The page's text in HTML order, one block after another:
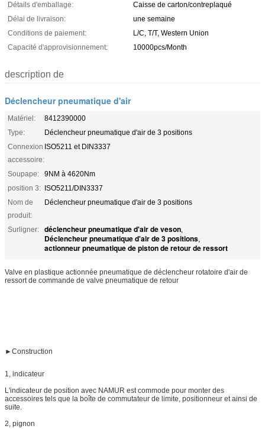
Détails d'emballage:
Caisse de carton/contreplaqué
Délai de livraison:
une semaine
Conditions de paiement:
L/C, T/T, Western Union
Capacité d'approvisionnement:
10000pcs/Month
description de
Déclencheur pneumatique d'air
Matériel:
8412390000
Type:
Déclencheur pneumatique d'air de 3 positions
Connexion
accessoire:
ISO5211 et DIN3337
Soupape:
9NM à 4620Nm
position 3: ISO5211/DIN3337
Nom de
produit:
Déclencheur pneumatique d'air de 3 positions
Surligner: déclencheur pneumatique d'air de veson,
Déclencheur pneumatique d'air de 3 positions,
actionneur pneumatique de piston de retour de ressort
Valve en plastique actionnée pneumatique de déclencheur rotatoire d'air de
ressort de commande de valve pneumatique de retour
►Construction
1, indicateur
L'indicateur de position avec NAMUR est commode pour monter des
accessoires tels que la boîte de commutateur de limite, positionneur et ainsi de
suite.
2, pignon